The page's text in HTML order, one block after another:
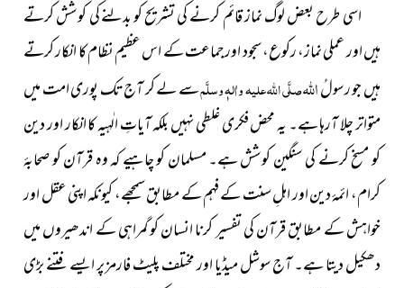
اسی طرح بعض لوگ نماز قائم کرنے کی تشریح کو بدلنےکی کوشش کرتے
ہیں اور عملی نماز، رکوع، سجود اور جماعت کے اس عظیم نظام کا انکار کرتے
ہیں جو رسولُاللہصلَّی اللہ علیہ واٰلہٖ وسلَّمسے لے کر آج تک پوری امت میں
متواتر چلا آرہا ہے۔ یہ محض فکری غلطی نہیں بلکہ آیاتِ الٰہیہ کا انکار اور دین
کو مسخ کرنے کی سنگین کوشش ہے۔ مسلمان کو چاہیے کہ وہ قرآن کو صحابۂ
کرام، ائمۂ دین اور اہلِ سنت کے فہم کے مطابق سمجھے، کیونکہ اپنی عقل اور
خواہش کے مطابق قرآن کی تفسیر کرنا انسان کو گمراہی کے اندھیروں میں
دھکیل دیتا ہے۔ آج سوشل میڈیا اور مختلف پلیٹ فارمز پر ایسے فتنے بڑی